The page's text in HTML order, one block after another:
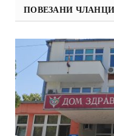
ПОВЕЗАНИ ЧЛАНЦИ